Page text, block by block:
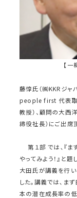
【一
藤惇氏（㈱KKRジャ
people first 代表取
教授）、顧問の大西
締役社長）にご出席
第１部 では、『まず
やってみよう！』と題
大田氏が講義を行
した。講義では、まず
本の潜在成長率の